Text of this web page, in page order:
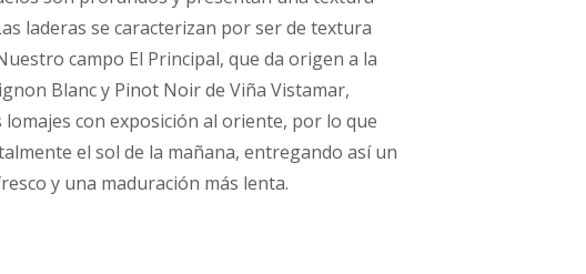
laderas se caracterizan por ser de textura
campo El Principal, que da origen a la
Blanc y Pinot Noir de Viña Vistamar,
con exposición al oriente, por lo que
el sol de la mañana, entregando así un
y una maduración más lenta.